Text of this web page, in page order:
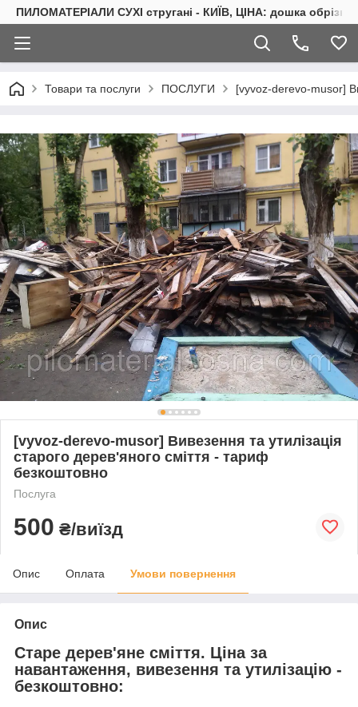
ПИЛОМАТЕРІАЛИ СУХІ стругані - КИЇВ, ЦІНА: дошка обрізна
Товари та послуги ПОСЛУГИ [vyvoz-derevo-musor]
[vyvoz-derevo-musor] Вивезення та утилізація
старого дерев'яного сміття - тариф
безкоштовно
Послуга
500 ₴/виїзд
Опис Оплата Умови повернення
Опис
Старе дерев'яне сміття. Ціна за
навантаження, вивезення та утилізацію -
безкоштовно: